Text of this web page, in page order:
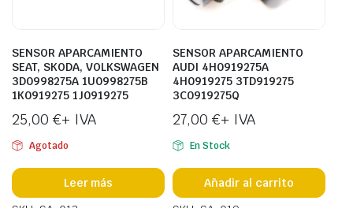
SENSOR APARCAMIENTO
SEAT, SKODA, VOLKSWAGEN
3D0998275A 1U0998275B
1K0919275 1J0919275
25,00 €+ IVA
Agotado
Leer más
SENSOR APARCAMIENTO
AUDI 4H0919275A
4H0919275 3TD919275
3C0919275Q
27,00 €+ IVA
En Stock
Añadir al carrito